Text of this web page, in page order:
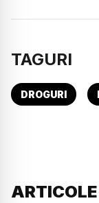
TAGURI
DROGURI